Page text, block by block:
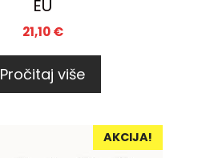
EU
21,10€
Pročitaj više
AKCIJA!